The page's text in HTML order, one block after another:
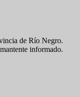
de Río Negro.
informado.